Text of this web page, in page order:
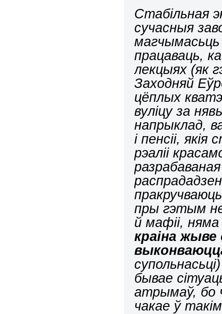
Стабільная
сучасныя
працаваць,
лекцыях (як
Заходняй
цёплых
вуліцу за
напрыклад,
і пенсіі,
рэаліі
пры гэтым
й мафіі, няма
краіна
бывае
атрымаў, бо
чакае ў